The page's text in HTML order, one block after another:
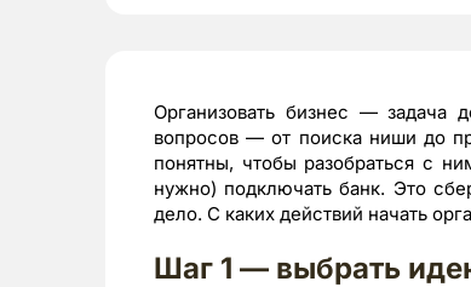
Организовать бизнес — задача
вопросов — от поиска ниши до
понятны, чтобы разобраться с
нужно) подключать банк. Это
дело. С каких действий начать
Шаг 1 — выбрать